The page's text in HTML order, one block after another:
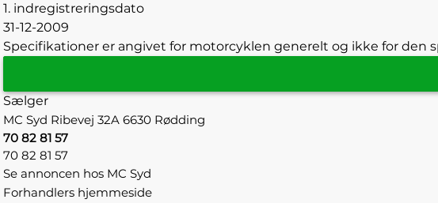
1. indregistreringsdato
31-12-2009
Specifikationer er angivet for motorcyklen generelt og ikke for den
Sælger
MC Syd Ribevej 32A 6630 Rødding
70 82 81 57
70 82 81 57
Se annoncen hos MC Syd
Forhandlers hjemmeside